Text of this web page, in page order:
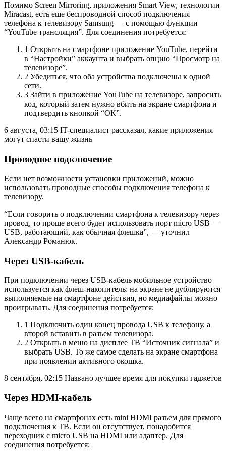
Помимо Screen Mirroring, приложения Smart View, технологии
Miracast, есть еще беспроводной способ подключения
телефона к телевизору Samsung — с помощью функции
“YouTube трансляция”. Для соединения потребуется:
1 Открыть на смартфоне приложение YouTubе, перейти
в “Настройки” аккаунта и выбрать опцию “Просмотр на
телевизоре”.
2 Убедиться, что оба устройства подключены к одной
сети.
3 Зайти в приложение YouTubе на телевизоре, запросить
код, который затем нужно вбить на экране смартфона и
подтвердить кнопкой “ОК”.
6 августа, 03:15 IT-специалист рассказал, какие приложения
могут спасти вашу жизнь
Проводное подключение
Если нет возможности установки приложений, можно
использовать проводные способы подключения телефона к
телевизору.
“Если говорить о подключении смартфона к телевизору через
провод, то проще всего будет использовать порт micro USB —
USB, работающий, как обычная флешка”, — уточнил
Александр Романюк.
Через USB-кабель
При подключении через USB-кабель мобильное устройство
используется как флеш-накопитель: на экране не дублируются
выполняемые на смартфоне действия, но медиафайлы можно
проигрывать. Для соединения потребуется:
1 Подключить один конец провода USB к телефону, а
второй вставить в разъем телевизора.
2 Открыть в меню на дисплее ТВ “Источник сигнала” и
выбрать USB. То же самое сделать на экране смартфона
при появлении активного окошка.
8 сентября, 02:15 Названо лучшее время для покупки гаджетов
Через HDMI-кабель
Чаще всего на смартфонах есть mini HDMI разъем для прямого
подключения к ТВ. Если он отсутствует, понадобится
переходник с micro USB на HDMI или адаптер. Для
соединения потребуется: